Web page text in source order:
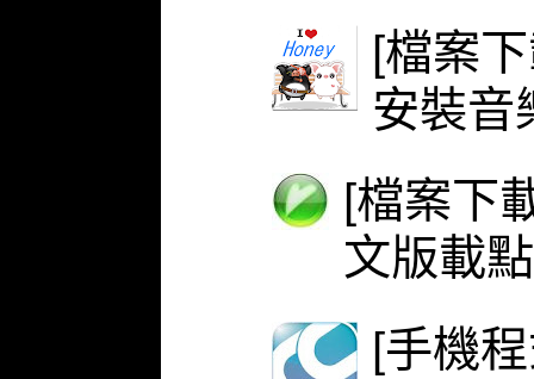
[檔案
安裝音
[檔案下
文版載點
[手機